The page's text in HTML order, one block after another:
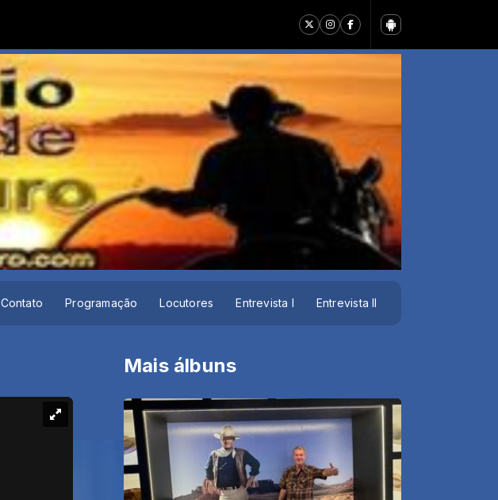
Contato Programação Locutores Entrevista I Entrevista II
Mais álbuns